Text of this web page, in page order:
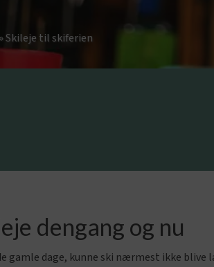
»Skileje til skiferien
dengang og nu
gamle dage, kunne ski nærmest ikke